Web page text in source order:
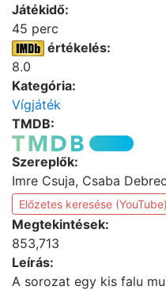
Játékidő:
45 perc
értékelés:
8.0
Kategória:
Vígjáték
TMDB:
Szereplők:
Imre Csuja, Csaba
Előzetes keresése (YouTube)
Megtekintések:
853,713
Leírás:
A sorozat egy kis falu